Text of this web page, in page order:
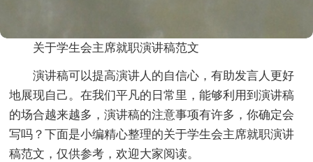
关于学生会主席就职演讲稿范文
演讲稿可以提高演讲人的自信心，有助发言人更好
地展现自己。在我们平凡的日常里，能够利用到演讲稿
的场合越来越多，演讲稿的注意事项有许多，你确定会
写吗？下面是小编精心整理的关于学生会主席就职演讲
稿范文，仅供参考，欢迎大家阅读。